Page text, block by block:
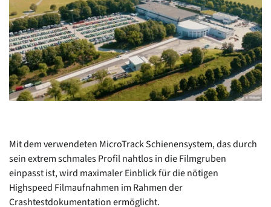
Mit dem verwendeten MicroTrack Schienensystem, das durch
sein extrem schmales Profil nahtlos in die Filmgruben
einpasst ist, wird maximaler Einblick für die nötigen
Highspeed Filmaufnahmen im Rahmen der
Crashtestdokumentation ermöglicht.